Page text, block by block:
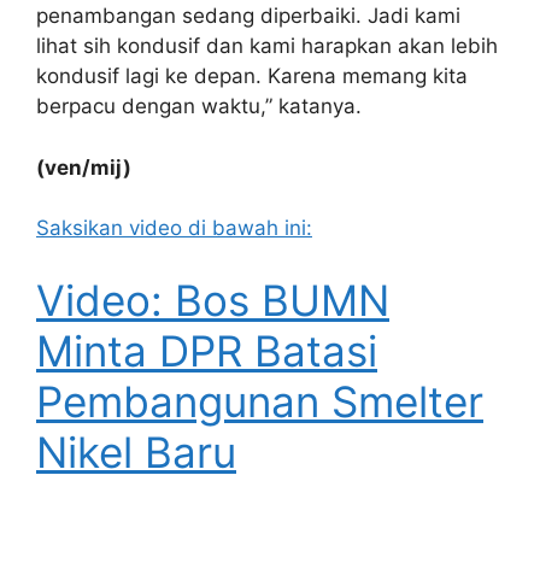
penambangan sedang diperbaiki. Jadi kami
lihat sih kondusif dan kami harapkan akan lebih
kondusif lagi ke depan. Karena memang kita
berpacu dengan waktu,” katanya.
(ven/mij)
Saksikan video di bawah ini:
Video: Bos BUMN
Minta DPR Batasi
Pembangunan Smelter
Nikel Baru